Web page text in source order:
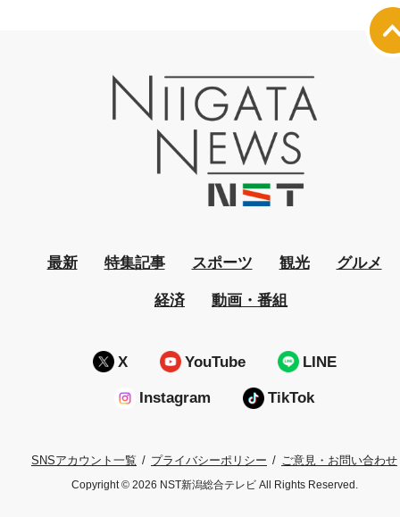
最新 特集記事 スポーツ 観光 グルメ
経済 動画・番組
X YouTube LINE
Instagram TikTok
SNSアカウント一覧 プライバシーポリシー ご意見・お問い合わせ
Copyright © 2026 NST新潟総合テレビ All Rights Reserved.